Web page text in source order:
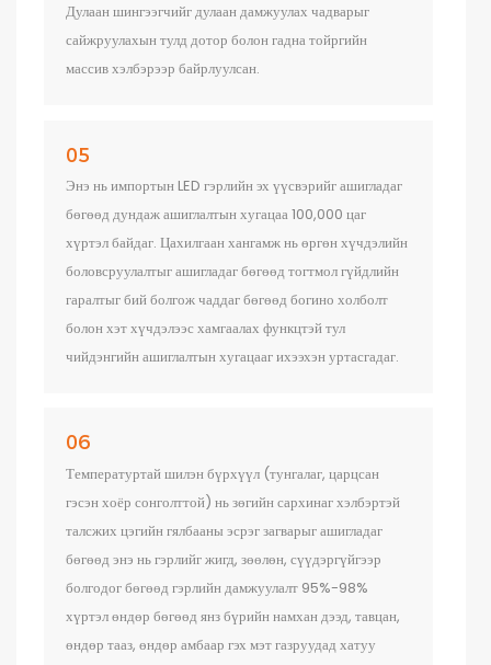
Дулаан шингээгчийг дулаан дамжуулах чадварыг
сайжруулахын тулд дотор болон гадна тойргийн
массив хэлбэрээр байрлуулсан.
05
Энэ нь импортын LED гэрлийн эх үүсвэрийг ашигладаг
бөгөөд дундаж ашиглалтын хугацаа 100,000 цаг
хүртэл байдаг. Цахилгаан хангамж нь өргөн хүчдэлийн
боловсруулалтыг ашигладаг бөгөөд тогтмол гүйдлийн
гаралтыг бий болгож чаддаг бөгөөд богино холболт
болон хэт хүчдэлээс хамгаалах функцтэй тул
чийдэнгийн ашиглалтын хугацааг ихээхэн уртасгадаг.
06
Температуртай шилэн бүрхүүл (тунгалаг, царцсан
гэсэн хоёр сонголттой) нь зөгийн сархинаг хэлбэртэй
талсжих цэгийн гялбааны эсрэг загварыг ашигладаг
бөгөөд энэ нь гэрлийг жигд, зөөлөн, сүүдэргүйгээр
болгодог бөгөөд гэрлийн дамжуулалт 95%-98%
хүртэл өндөр бөгөөд янз бүрийн намхан дээд, тавцан,
өндөр тааз, өндөр амбаар гэх мэт газруудад хатуу